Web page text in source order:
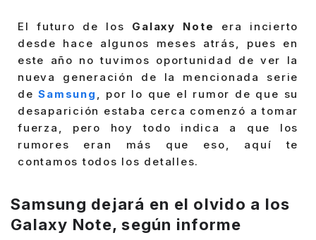
El futuro de los Galaxy Note era incierto
desde hace algunos meses atrás, pues en
este año no tuvimos oportunidad de ver la
nueva generación de la mencionada serie
de Samsung , por lo que el rumor de que su
desaparición estaba cerca comenzó a tomar
fuerza, pero hoy todo indica a que los
rumores eran más que eso, aquí te
contamos todos los detalles.
Samsung dejará en el olvido a los
Galaxy Note, según informe